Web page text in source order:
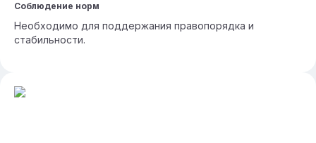
Соблюдение норм
Необходимо для поддержания правопорядка и
стабильности.